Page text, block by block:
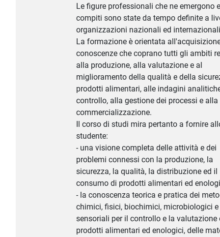
Le figure professionali che ne emergono
compiti sono state da tempo definite a
organizzazioni nazionali ed
La formazione è orientata
conoscenze che coprano tutti gli ambiti
alla produzione, alla valutazione e al
miglioramento della qualità e della
prodotti alimentari, alle indagini
controllo, alla gestione dei processi e alla
commercializzazione.
Il corso di studi mira pertanto a fornire
studente:
- una visione completa delle attività e dei
problemi connessi con la produzione, la
sicurezza, la qualità, la distribuzione ed il
consumo di prodotti alimentari ed
- la conoscenza teorica e pratica dei
chimici, fisici, biochimici, microbiologici e
sensoriali per il controllo e la valutazione
prodotti alimentari ed enologici, delle